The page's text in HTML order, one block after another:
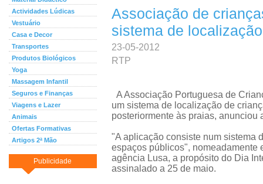
Actividades Lúdicas
Vestuário
Casa e Decor
Transportes
Produtos Biológicos
Yoga
Massagem Infantil
Seguros e Finanças
Viagens e Lazer
Animais
Ofertas Formativas
Artigos 2ª Mão
Publicidade
Associação de
sistema de
23-05-2012
RTP
A Associação Portuguesa de
um sistema de localização de
posteriormente às praias, anunciou
"A aplicação consiste num sistema
espaços públicos", nomeadamente
agência Lusa, a propósito do Dia
assinalado a 25 de maio.